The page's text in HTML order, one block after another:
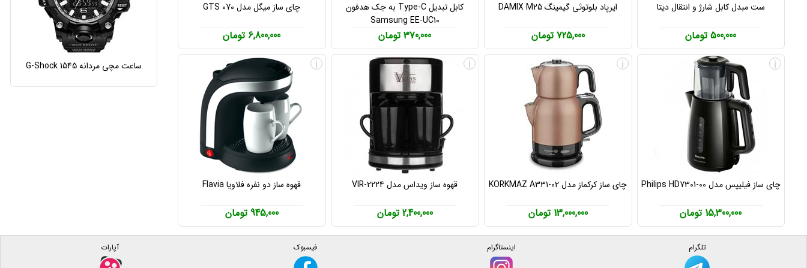
ست مبدل کابل شارژ و انتقال دیتا
500,000 تومان
ایرپاد بلوتوثی گیمینگ DAMIX M25
725,000 تومان
کابل تبدیل Type-C به جک هدفون
Samsung EE-UC10
370,000 تومان
چای ساز میگل مدل GTS 070
6,800,000 تومان
چای ساز فیلیپس مدل Philips HD7301-00
15,300,000 تومان
i
چای ساز کرکماز مدل KORKMAZ A331-02
13,000,000 تومان
i
قهوه ساز ویداس مدل VIR-2224
2,400,000 تومان
i
قهوه ساز دو نفره فلاویا Flavia
945,000 تومان
i ساعت مچی مردانه G-Shock 1545
تلگرام اینستاگرام فیسبوک آپارات